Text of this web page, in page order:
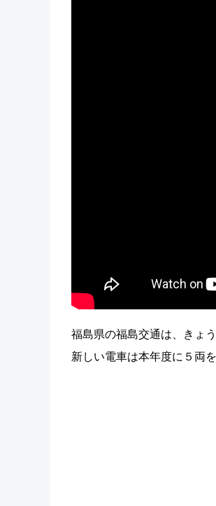
福島県の福島交通は、きょ
新しい電車は本年度に５両